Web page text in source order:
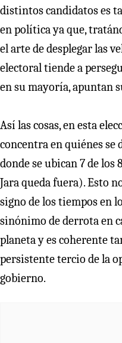
distintos candidatos es
en política ya que,
el arte de desplegar las
electoral tiende a
en su mayoría, apuntan
Así las cosas, en esta
concentra en quiénes se
donde se ubican 7 de los
Jara queda fuera). Esto
signo de los tiempos en
sinónimo de derrota en
planeta y es coherente
persistente tercio de la
gobierno.